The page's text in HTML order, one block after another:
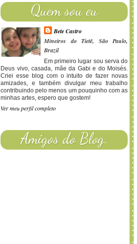
Quem sou eu
Bete Castro
Mineiros do Tietê, São Paulo,
Brazil
Em primeiro lugar sou serva do
Deus vivo, casada, mãe da Gabi e do Moisés.
Criei esse blog com o intuito de fazer novas
amizades, e também divulgar meu trabalho
contribuindo pelo menos um pouquinho com as
minhas artes, espero que gostem!
Ver meu perfil completo
Amigos do Blog.